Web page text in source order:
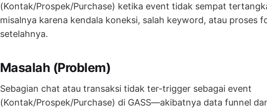
(Kontak/Prospek/Purchase) ketika event tidak sempat
misalnya karena kendala koneksi, salah keyword, atau proses
setelahnya.
Masalah (Problem)
Sebagian chat atau transaksi tidak ter-trigger sebagai event
(Kontak/Prospek/Purchase) di GASS—akibatnya data funnel